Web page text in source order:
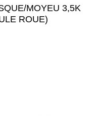
MOYEU 3,5K
ROUE)